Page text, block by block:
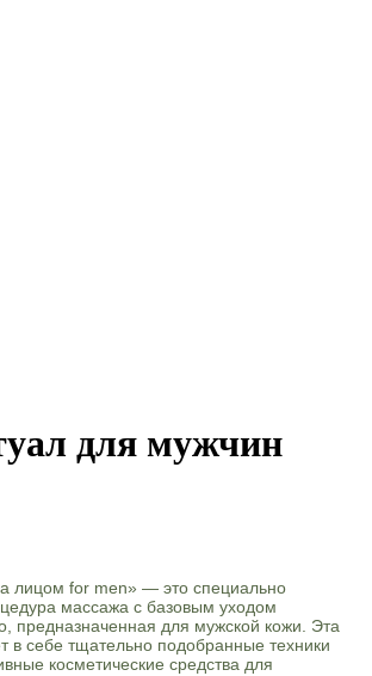
для мужчин
лицом for men» — это специально
массажа с базовым уходом
предназначенная для мужской кожи. Эта
в себе тщательно подобранные техники
косметические средства для